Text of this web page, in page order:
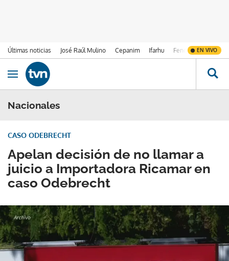
Últimas noticias José Raúl Mulino Cepanim Ifarhu Fenómeno de El
EN VIVO
Ir al contenido
Obrir navegació
Nacionales
Apelan decisión de no llamar a
juicio a Importadora Ricamar en
caso Odebrecht
CASO ODEBRECHT